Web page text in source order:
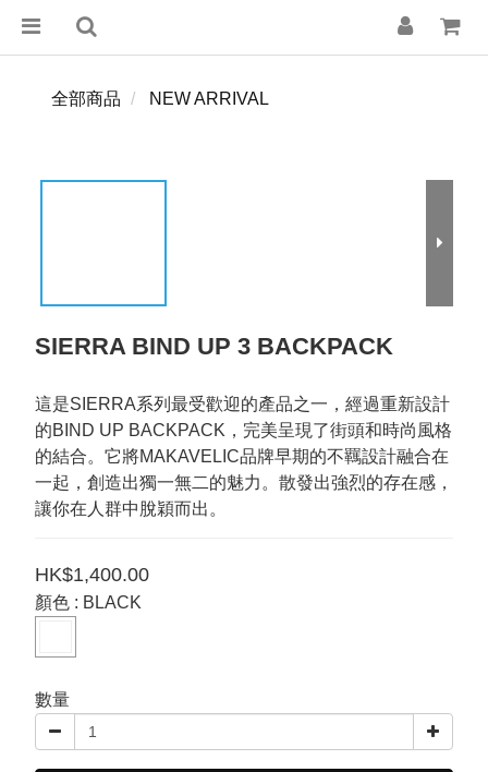
全部商品 NEW ARRIVAL
SIERRA BIND UP 3 BACKPACK
這是SIERRA系列最受歡迎的產品之一，經過重新設計
的BIND UP BACKPACK，完美呈現了街頭和時尚風格
的結合。它將MAKAVELIC品牌早期的不羈設計融合在
一起，創造出獨一無二的魅力。散發出強烈的存在感，
讓你在人群中脫穎而出。
HK$1,400.00
顏色 : BLACK
數量